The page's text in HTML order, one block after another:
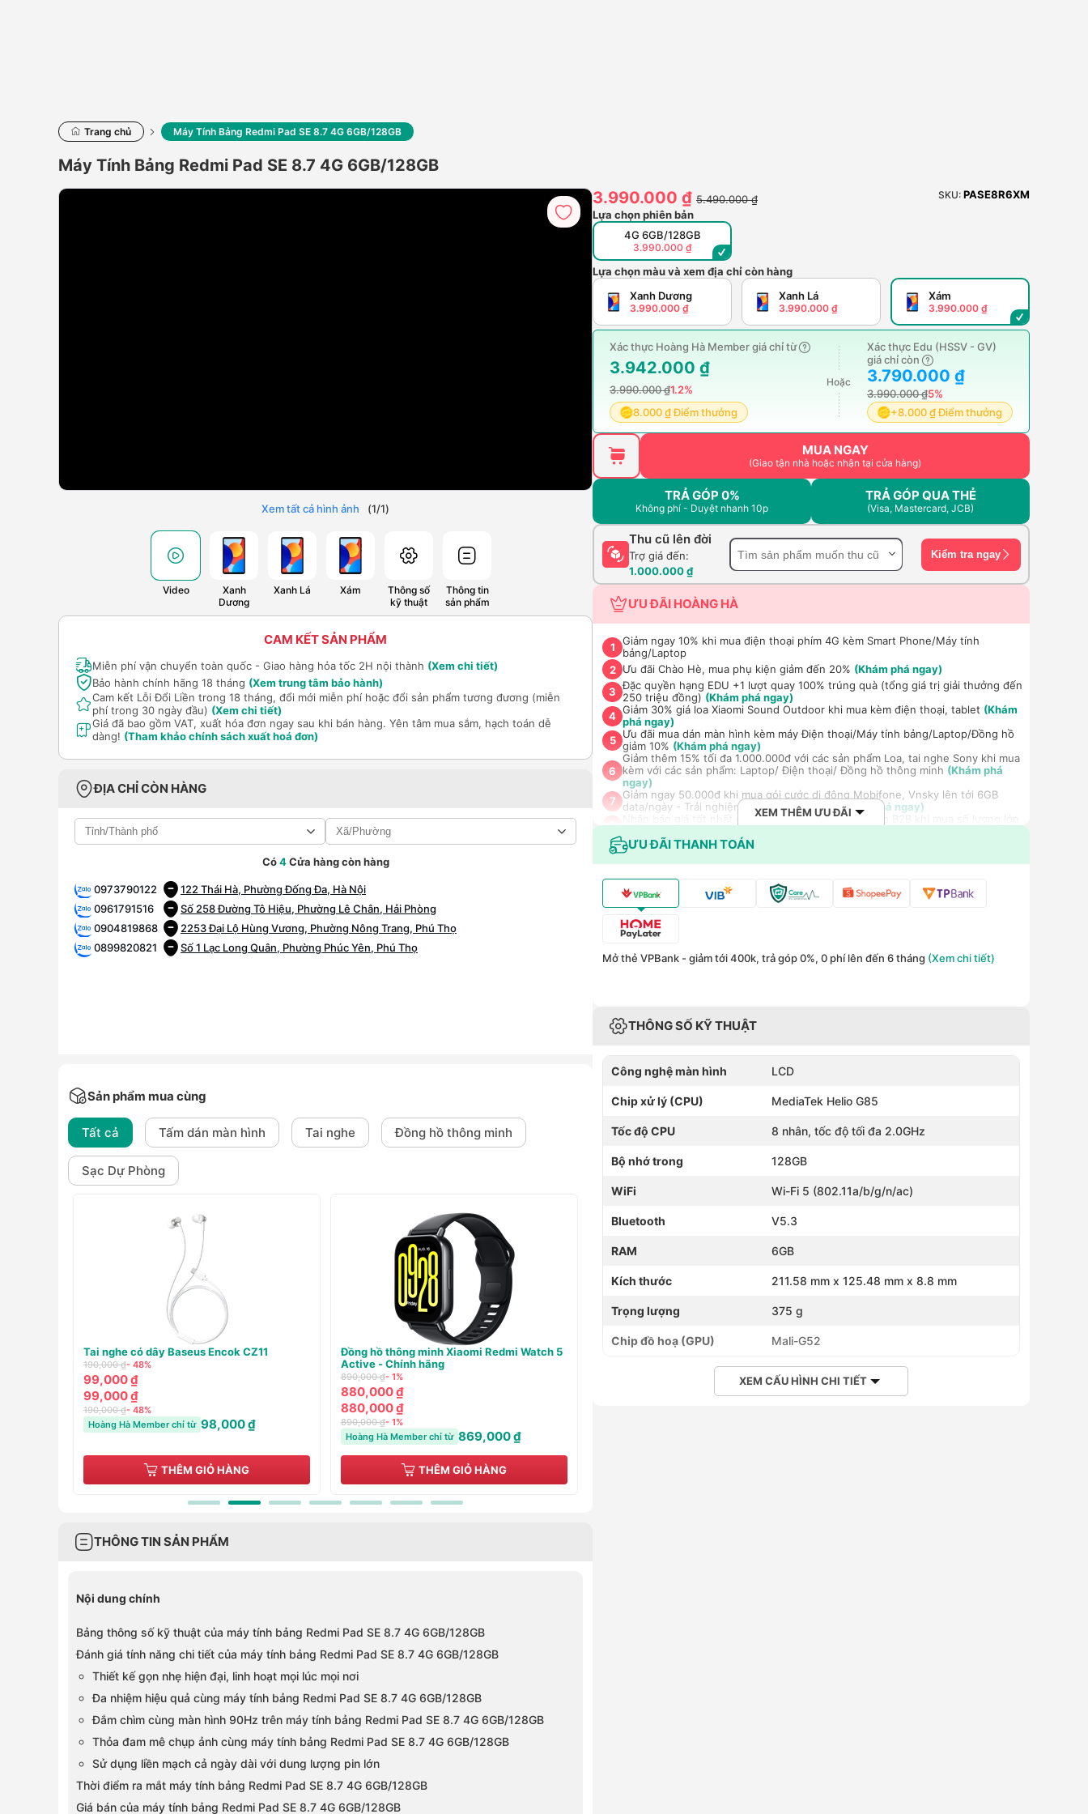
Trang chủ Máy Tính Bảng Redmi Pad SE 8.7 4G 6GB/128GB
Máy Tính Bảng Redmi Pad SE 8.7 4G 6GB/128GB
Xem tất cả hình ảnh (1/1)
Video
Xanh
Dương
Xanh Lá Xám
Thông số
kỹ thuật
Thông tin
sản phẩm
CAM KẾT SẢN PHẨM
Miễn phí vận chuyển toàn quốc - Giao hàng hỏa tốc 2H nội thành (Xem chi tiết)
Bảo hành chính hãng 18 tháng (Xem trung tâm bảo hành)
Cam kết Lỗi Đổi Liền trong 18 tháng, đổi mới miễn phí hoặc đổi sản phẩm tương đương (miễn
phí trong 30 ngày đầu) (Xem chi tiết)
Giá đã bao gồm VAT, xuất hóa đơn ngay sau khi bán hàng. Yên tâm mua sắm, hạch toán dễ
dàng! (Tham khảo chính sách xuất hoá đơn)
ĐỊA CHỈ CÒN HÀNG
Có4Cửa hàng còn hàng
0973790122
122 Thái Hà, Phường Đống Đa, Hà Nội
0961791516
Số 258 Đường Tô Hiệu, Phường Lê Chân, Hải Phòng
0904819868
2253 Đại Lộ Hùng Vương, Phường Nông Trang, Phú Thọ
0899820821
Số 1 Lạc Long Quân, Phường Phúc Yên, Phú Thọ
Sản phẩm mua cùng
Tất cả Tấm dán màn hình Tai nghe Đồng hồ thông minh
Sạc Dự Phòng
Đồng hồ thông minh Xiaomi Redmi Watch 5
Active - Chính hãng
869,000 ₫
THÊM GIỎ HÀNG
Tai nghe có dây Xiaomi Type-C Earphones
Hoàng Hà Member chỉ từ 163,000 ₫
THÊM GIỎ HÀNG
Pin dự phòng Innostyle PowerMini II
Xiaomi 14T/ 14T Pro - 100117949
350,000 ₫ - 57%
149,000 ₫
THÔNG TIN SẢN PHẨM
Nội dung chính
Bảng thông số kỹ thuật của máy tính bảng Redmi Pad SE 8.7 4G 6GB/128GB
Đánh giá tính năng chi tiết của máy tính bảng Redmi Pad SE 8.7 4G 6GB/128GB
Thiết kế gọn nhẹ hiện đại, linh hoạt mọi lúc mọi nơi
Đa nhiệm hiệu quả cùng máy tính bảng Redmi Pad SE 8.7 4G 6GB/128GB
Đắm chìm cùng màn hình 90Hz trên máy tính bảng Redmi Pad SE 8.7 4G 6GB/128GB
Thỏa đam mê chụp ảnh cùng máy tính bảng Redmi Pad SE 8.7 4G 6GB/128GB
Sử dụng liền mạch cả ngày dài với dung lượng pin lớn
Thời điểm ra mắt máy tính bảng Redmi Pad SE 8.7 4G 6GB/128GB
Giá bán của máy tính bảng Redmi Pad SE 8.7 4G 6GB/128GB
3.990.000 ₫ 5.490.000 ₫ SKU: PASE8R6XM
Lựa chọn phiên bản
4G 6GB/128GB
3.990.000 ₫
Lựa chọn màu và xem địa chỉ còn hàng
Xanh Dương
3.990.000 ₫
Xanh Lá
3.990.000 ₫
Xám
3.990.000 ₫
Xác thực Hoàng Hà Member giá chỉ từ
3.942.000 ₫
3.990.000 ₫1.2%
8.000 ₫ Điểm thưởng
Hoặc
Xác thực Edu (HSSV - GV)
giá chỉ còn
3.790.000 ₫
3.990.000 ₫5%
+8.000 ₫ Điểm thưởng
MUA NGAY
(Giao tận nhà hoặc nhận tại cửa hàng)
TRẢ GÓP 0%
Không phí - Duyệt nhanh 10p
TRẢ GÓP QUA THẺ
(Visa, Mastercard, JCB)
Thu cũ lên đời
Trợ giá đến:
1.000.000 ₫
Kiểm tra ngay
ƯU ĐÃI HOÀNG HÀ
1
Giảm ngay 10% khi mua điện thoại phím 4G kèm Smart Phone/Máy tính
bảng/Laptop
2 Ưu đãi Chào Hè, mua phụ kiện giảm đến 20% (Khám phá ngay)
3 Đặc quyền hạng EDU +1 lượt quay 100% trúng quà (tổng giá trị giải thưởng đến
250 triệu đồng) (Khám phá ngay)
4 Giảm 30% giá loa Xiaomi Sound Outdoor khi mua kèm điện thoại, tablet (Khám
phá ngay)
5 Ưu đãi mua dán màn hình kèm máy Điện thoại/Máy tính bảng/Laptop/Đồng hồ
giảm 10% (Khám phá ngay)
6
Giảm thêm 15% tối đa 1.000.000đ với các sản phẩm Loa, tai nghe Sony khi mua
kèm với các sản phẩm: Laptop/ Điện thoại/ Đồng hồ thông minh (Khám phá
ngay)
7
Giảm ngay 50.000đ khi mua gói cước di động Mobifone, Vnsky lên tới 6GB
data/ngày - Trải nghiệm 5G chỉ 99k/tháng(Khám phá ngay)
8
Nhận báo giá tốt nhất cho khách hàng doanh nghiệp B2B khi mua số lượng lớn
XEM THÊM ƯU ĐÃI
ƯU ĐÃI THANH TOÁN
Mở thẻ VPBank - giảm tới 400k, trả góp 0%, 0 phí lên đến 6 tháng (Xem chi tiết)
THÔNG SỐ KỸ THUẬT
Công nghệ màn hình LCD
Chip xử lý (CPU) MediaTek Helio G85
Tốc độ CPU 8 nhân, tốc độ tối đa 2.0GHz
Bộ nhớ trong 128GB
WiFi Wi-Fi 5 (802.11a/b/g/n/ac)
Bluetooth V5.3
RAM 6GB
Kích thước 211.58 mm x 125.48 mm x 8.8 mm
Trọng lượng 375 g
Chip đồ hoạ (GPU) Mali-G52
XEM CẤU HÌNH CHI TIẾT